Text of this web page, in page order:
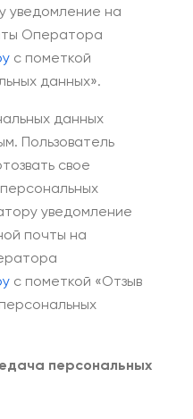
уведомление на
Оператора
с пометкой
данных».
данных
Пользователь
свое
уведомление
почты на
с пометкой «Отзыв
персональных